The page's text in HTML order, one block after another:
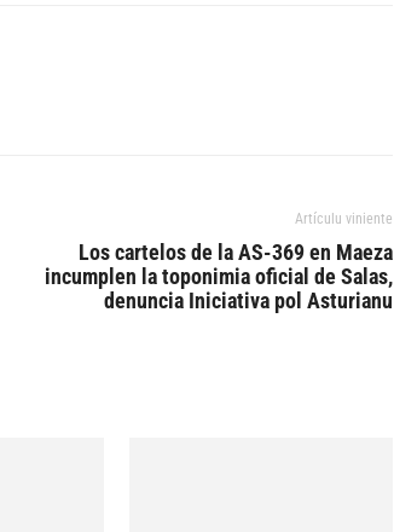
Artículu viniente
Los cartelos de la AS-369 en Maeza
incumplen la toponimia oficial de Salas,
denuncia Iniciativa pol Asturianu